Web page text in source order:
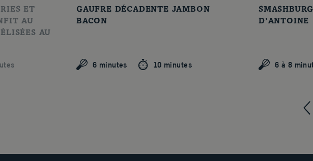
ET
AU
AU
GAUFRE DÉCADENTE JAMBON
BACON
6 minutes 10 minutes
D’ANTOINE
6 à 8